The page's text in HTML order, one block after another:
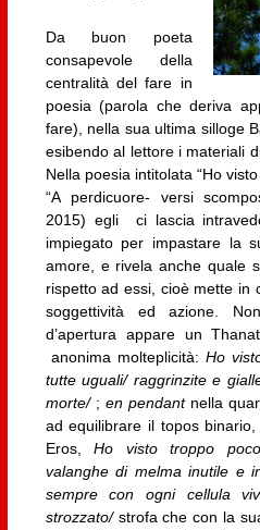
Da buon poeta
consapevole della
centralità del fare in
poesia (parola che deriva
fare), nella sua ultima silloge
esibendo al lettore i materiali
Nella poesia intitolata “Ho
“A perdicuore- versi
2015) egli ci lascia
impiegato per impastare la
amore, e rivela anche quale
rispetto ad essi, cioè mette in
soggettività ed azione.
d’apertura appare un
anonima molteplicità: Ho
tutte uguali/ raggrinzite e
morte/; en pendantnella
ad equilibrare il topos
Eros,Ho visto troppo
valanghe di melma inutile e
sempre con ogni cellula
strozzato/strofa che con la